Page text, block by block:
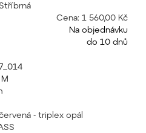
Cena: 1 560,00 Kč
Na objednávku
do 10 dnů
- triplex opál